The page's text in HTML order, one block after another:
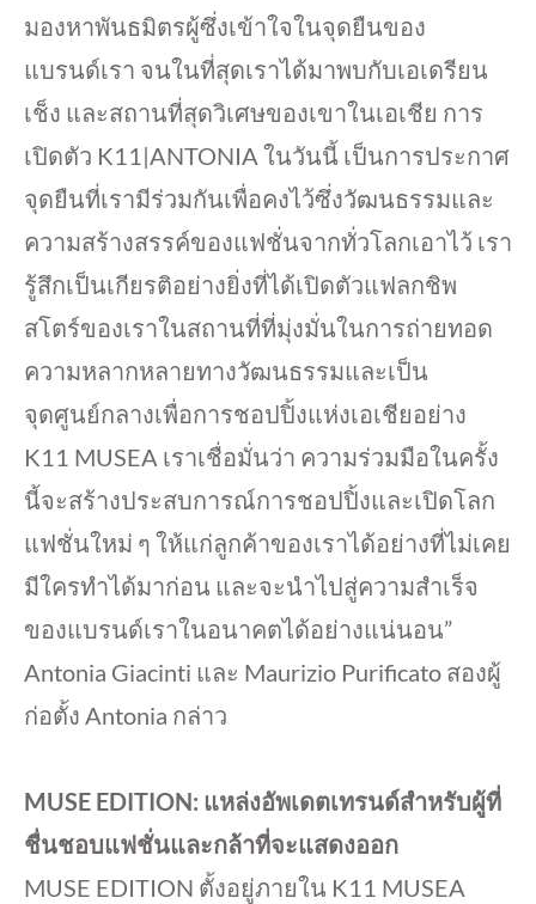
มองหาพันธมิตรผู้ซึ่งเข้าใจในจุดยืนของ
แบรนด์เรา จนในที่สุดเราได้มาพบกับเอเดรียน
เช็ง และสถานที่สุดวิเศษของเขาในเอเชีย การ
เปิดตัว K11|ANTONIA ในวันนี้ เป็นการประกาศ
จุดยืนที่เรามีร่วมกันเพื่อคงไว้ซึ่งวัฒนธรรมและ
ความสร้างสรรค์ของแฟชั่นจากทั่วโลกเอาไว้ เรา
รู้สึกเป็นเกียรติอย่างยิ่งที่ได้เปิดตัวแฟลกชิพ
สโตร์ของเราในสถานที่ที่มุ่งมั่นในการถ่ายทอด
ความหลากหลายทางวัฒนธรรมและเป็น
จุดศูนย์กลางเพื่อการชอปปิ้งแห่งเอเชียอย่าง
K11 MUSEA เราเชื่อมั่นว่า ความร่วมมือในครั้ง
นี้จะสร้างประสบการณ์การชอปปิ้งและเปิดโลก
แฟชั่นใหม่ ๆ ให้แก่ลูกค้าของเราได้อย่างที่ไม่เคย
มีใครทำได้มาก่อน และจะนำไปสู่ความสำเร็จ
ของแบรนด์เราในอนาคตได้อย่างแน่นอน”
Antonia Giacinti และ Maurizio Purificato สองผู้
ก่อตั้ง Antonia กล่าว
MUSE EDITION: แหล่งอัพเดตเทรนด์สำหรับผู้ที่
ชื่นชอบแฟชั่นและกล้าที่จะแสดงออก
MUSE EDITION ตั้งอยู่ภายใน K11 MUSEA